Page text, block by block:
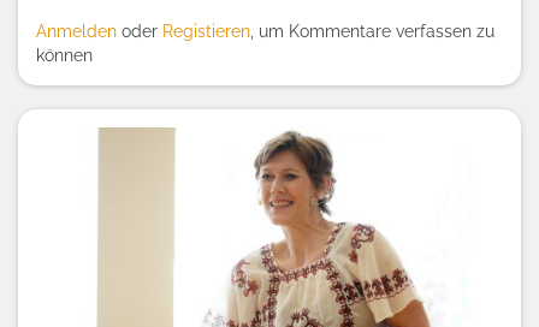
Anmelden oder Registieren , um Kommentare verfassen zu
können